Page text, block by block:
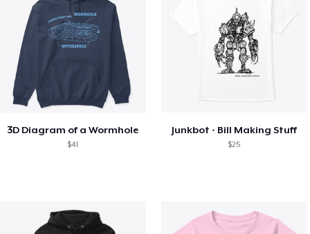
3D Diagram of a Wormhole
$41
Junkbot - Bill Making Stuff
$25